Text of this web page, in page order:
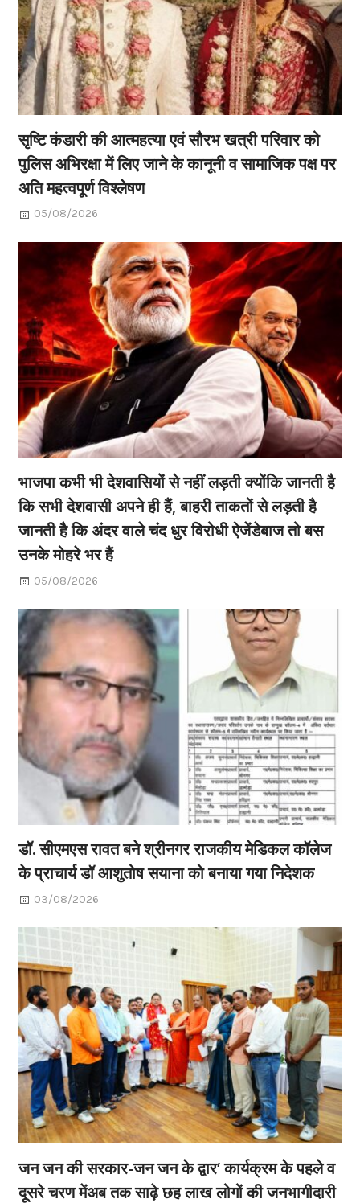
सृष्टि कंडारी की आत्महत्या एवं सौरभ खत्री परिवार को
पुलिस अभिरक्षा में लिए जाने के कानूनी व सामाजिक पक्ष पर
अति महत्वपूर्ण विश्लेषण
05/08/2026
भाजपा कभी भी देशवासियों से नहीं लड़ती क्योंकि जानती है
कि सभी देशवासी अपने ही हैं, बाहरी ताकतों से लड़ती है
जानती है कि अंदर वाले चंद धुर विरोधी ऐजेंडेबाज तो बस
उनके मोहरे भर हैं
05/08/2026
डॉ. सीएमएस रावत बने श्रीनगर राजकीय मेडिकल कॉलेज
के प्राचार्य डॉ आशुतोष सयाना को बनाया गया निदेशक
03/08/2026
जन जन की सरकार-जन जन के द्वार’ कार्यक्रम के पहले व
दूसरे चरण मेंअब तक साढ़े छह लाख लोगों की जनभागीदारी